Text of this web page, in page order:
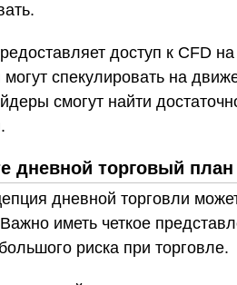
доступ к CFD
спекулировать на
смогут найти
дневной торговый план
дневной торговли
иметь четкое
риска при торговле.